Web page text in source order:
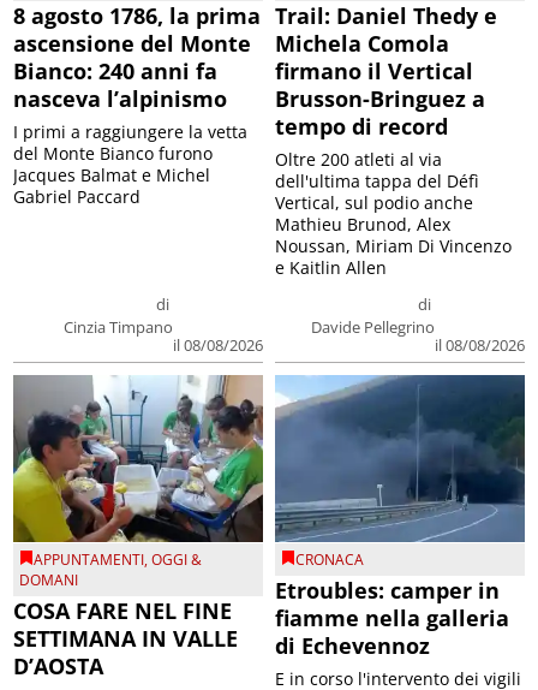
8 agosto 1786, la prima
ascensione del Monte
Bianco: 240 anni fa
nasceva l’alpinismo
di
Cinzia Timpano
il 08/08/2026
I primi a raggiungere la vetta
del Monte Bianco furono
Jacques Balmat e Michel
Gabriel Paccard
Trail: Daniel Thedy e
Michela Comola
firmano il Vertical
Brusson-Bringuez a
tempo di record
di
Davide Pellegrino
il 08/08/2026
Oltre 200 atleti al via
dell'ultima tappa del Défì
Vertical, sul podio anche
Mathieu Brunod, Alex
Noussan, Miriam Di Vincenzo
e Kaitlin Allen
APPUNTAMENTI,OGGI &
DOMANI
COSA FARE NEL FINE
SETTIMANA IN VALLE
D’AOSTA
CRONACA
Etroubles: camper in
fiamme nella galleria
di Echevennoz
E in corso l'intervento dei vigili